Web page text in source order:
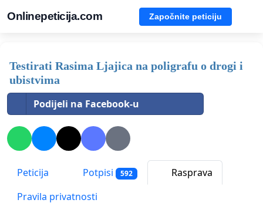
Onlinepeticija.com Započnite peticiju
Testirati Rasima Ljajica na poligrafu o drogi i
ubistvima
Podijeli na Facebook-u
Peticija Potpisi 592
Rasprava
Pravila privatnosti